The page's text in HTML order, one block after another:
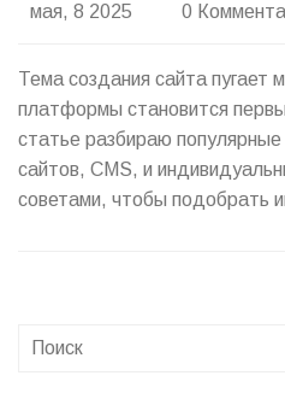
мая, 8 2025 0
Тема создания сайта пугает
платформы становится
статье разбираю
сайтов, CMS, и
советами, чтобы подобрать